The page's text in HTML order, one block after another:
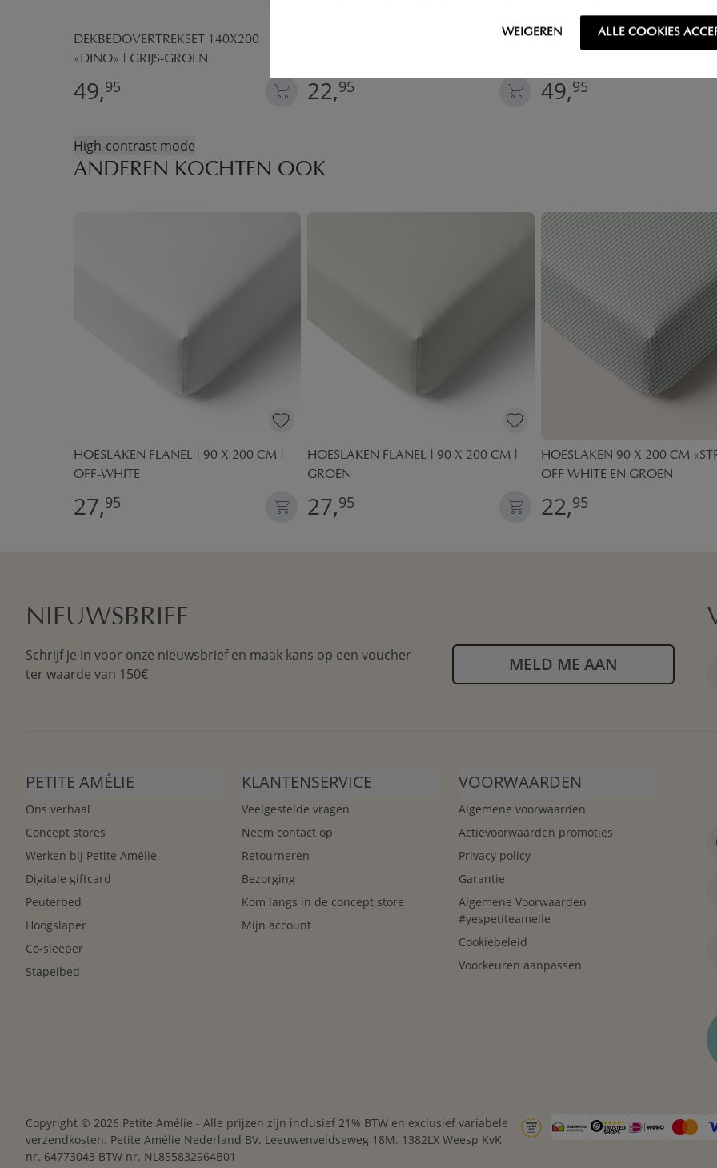
WEIGEREN ALLE COOKIES
DEKBEDOVERTREKSET 140X200
«DINO» | GRIJS-GROEN
49,95 22,95
DEKBEDOVERTREKSET
49,95
High-contrast mode
ANDEREN KOCHTEN OOK
HOESLAKEN FLANEL | 90 X 200 CM |
OFF-WHITE
27,95
HOESLAKEN FLANEL | 90 X 200 CM |
GROEN
27,95
HOESLAKEN 90 X 200 CM
OFF WHITE EN GROEN
22,95
NIEUWSBRIEF
Schrijf je in voor onze nieuwsbrief en maak kans op een voucher
ter waarde van 150€
MELD ME AAN
PETITE AMÉLIE
Ons verhaal
Concept stores
Werken bij Petite Amélie
Digitale giftcard
Peuterbed
Hoogslaper
Co-sleeper
Stapelbed
KLANTENSERVICE
Veelgestelde vragen
Neem contact op
Retourneren
Bezorging
Kom langs in de concept store
Mijn account
VOORWAARDEN
Algemene voorwaarden
Actievoorwaarden promoties
Privacy policy
Garantie
Algemene Voorwaarden
#yespetiteamelie
Cookiebeleid
Voorkeuren aanpassen
Copyright © 2026 Petite Amélie - Alle prijzen zijn inclusief 21% BTW en exclusief variabele
verzendkosten. Petite Amélie Nederland BV. Leeuwenveldseweg 18M. 1382LX Weesp KvK
nr. 64773043 BTW nr. NL855832964B01